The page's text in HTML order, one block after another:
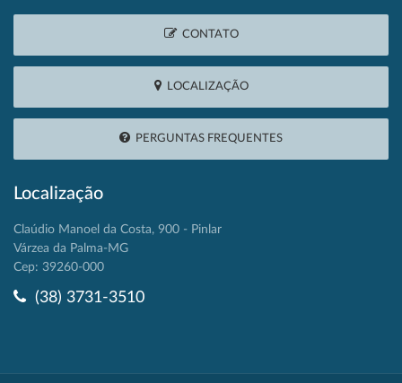
CONTATO
LOCALIZAÇÃO
PERGUNTAS FREQUENTES
Localização
Claúdio Manoel da Costa, 900 - Pinlar
Várzea da Palma-MG
Cep: 39260-000
(38) 3731-3510